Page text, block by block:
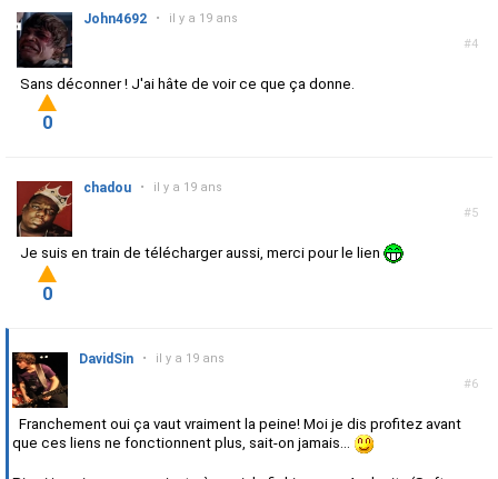
#4
John4692 • il y a 19 ans
Sans déconner ! J'ai hâte de voir ce que ça donne.
0
#5
chadou • il y a 19 ans
Je suis en train de télécharger aussi, merci pour le lien
0
#6
DavidSin • il y a 19 ans
Franchement oui ça vaut vraiment la peine! Moi je dis profitez avant
que ces liens ne fonctionnent plus, sait-on jamais...